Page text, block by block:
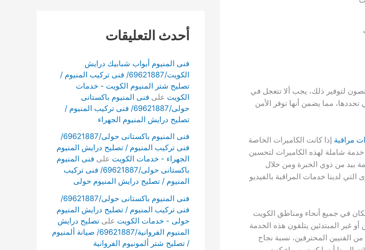
لتوفير ذلك، يجب ألا تتعجل في
تحددها، مما يضمن أنها توفر الأمن
مراقبة إذا كانت الكاميرات الخاصة
شاملة لهذه الكاميرات لتحسين
بيد من ذوي الخبرة ومن خلال
لدينا خدمات المراقبة بالفيديو
مكان في جميع أنحاء ومناطق الكويت
غير المبتدئين يتلقون هذه الخدمة
الفنيين المحترفين، نسبة نجاح
أحدث التعليقات
فنى المنيوم أبواب شبابيك درايش
الكويت/69621887/ فنى تركيب المنيوم /
تصليح شتر المنيوم الكويت - خدمات
الكويت على فنى المنيوم باكستانى
حولى/69621887/ فنى تركيب المنيوم /
تصليح درايش المنيوم الجهراء
فنى المنيوم باكستانى حولى/69621887/
فنى تركيب المنيوم / تصليح درايش المنيوم
الجهراء - خدمات الكويت على فنى المنيوم
باكستانى حولى/69621887/ فنى تركيب
المنيوم / تصليح درايش المنيوم حولى
فنى المنيوم باكستانى حولى/69621887/
فنى تركيب المنيوم / تصليح درايش المنيوم
حولى - خدمات الكويت على تصليح درايش
المنيوم الفروانية/69621887/ صيانة ألمنيوم
/ تصليح شتر ألمونيوم الفروانية